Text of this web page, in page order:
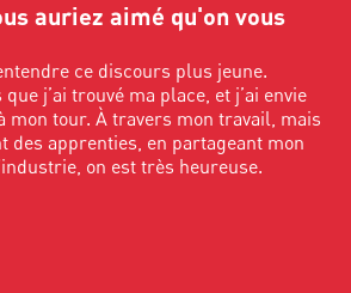
auriez aimé qu'on vous
ce discours plus jeune.
j’ai trouvé ma place, et j’ai envie
mon tour. À travers mon travail, mais
des apprenties, en partageant mon
on est très heureuse.